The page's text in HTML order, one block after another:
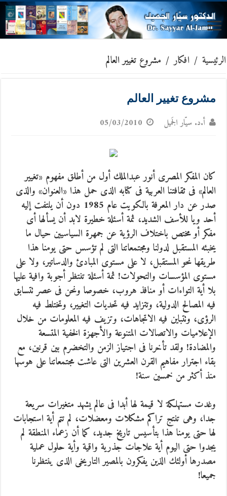
الرئيسية / افكار / مشروع تغيير العالم
مشروع تغيير العالم
أ.د. سيّار الجَميل 05/03/2010
كان المفكر المصرى أنور عبدالملك أول من أطلق مفهوم «تغيير
العالم» فى ثقافتنا العربية فى كتابه الذى حمل هذا «العنوان» والذى
صدر عن دار المعرفة بالكويت عام 1985 دون أن يلتفت إليه
أحد ويا للأسف الشديد، ثمة أسئلة خطيرة لابد أن يسألها أى
مفكر أو مختص باختلاف الرؤية عن جمهرة السياسيين حيال ما
يخبئه المستقبل لدولنا ومجتمعاتنا التى لم تؤسس حتى يومنا هذا
طريقها نحو المستقبل، لا على مستوى المبادئ والدساتير، ولا على
مستوى المؤسسات والتحولات! ثمة أسئلة تنتظر أجوبة وافية عليها
بلا أية التواءات أو منافذ هروب، خصوصا ونحن فى عصر تتسابق
فيه المصالح الدولية، وتتزايد فيه تحديات التغيير، وتختلط فيه
الرؤى، وتتباين فيه الاتجاهات، وتزيف فيه المعلومات من خلال
الإعلاميات والاتصالات المتنوعة والأجهزة الخفية المتسعة
والمضادة! ولقد تأخرنا فى اجتياز الزمن والتخضرم بين قرنين، مع
بقاء اجترار مفاهيم القرن العشرين التى عاشت مجتمعاتنا على هوسها
منذ أكثر من خمسين سنة!
وغدت مستهلكة لا قيمة لها أبدا فى عالم يشهد متغيرات سريعة
جدا، وهى تنتج تراكم مشكلات ومعضلات، لم تتم أية استجابات
لها حتى يومنا هذا بتأسيس تاريخ جديد، كما أن زعماء المنطقة لم
يجدوا حتى اليوم أية علاجات جذرية واقية وأية حلول عملية
مصدرها أولئك الذين يفكرون بالمصير التاريخى الذى ينتظرنا
جميعا!